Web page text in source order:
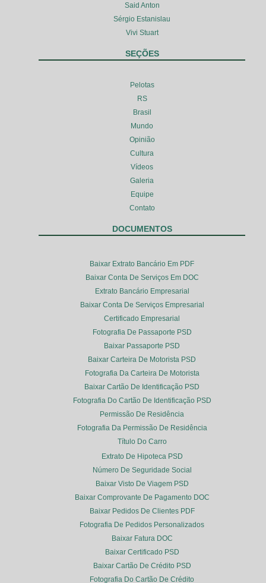
Said Anton
Sérgio Estanislau
Vivi Stuart
SEÇÕES
Pelotas
RS
Brasil
Mundo
Opinião
Cultura
Vídeos
Galeria
Equipe
Contato
DOCUMENTOS
Baixar Extrato Bancário Em PDF
Baixar Conta De Serviços Em DOC
Extrato Bancário Empresarial
Baixar Conta De Serviços Empresarial
Certificado Empresarial
Fotografia De Passaporte PSD
Baixar Passaporte PSD
Baixar Carteira De Motorista PSD
Fotografia Da Carteira De Motorista
Baixar Cartão De Identificação PSD
Fotografia Do Cartão De Identificação PSD
Permissão De Residência
Fotografia Da Permissão De Residência
Título Do Carro
Extrato De Hipoteca PSD
Número De Seguridade Social
Baixar Visto De Viagem PSD
Baixar Comprovante De Pagamento DOC
Baixar Pedidos De Clientes PDF
Fotografia De Pedidos Personalizados
Baixar Fatura DOC
Baixar Certificado PSD
Baixar Cartão De Crédito PSD
Fotografia Do Cartão De Crédito